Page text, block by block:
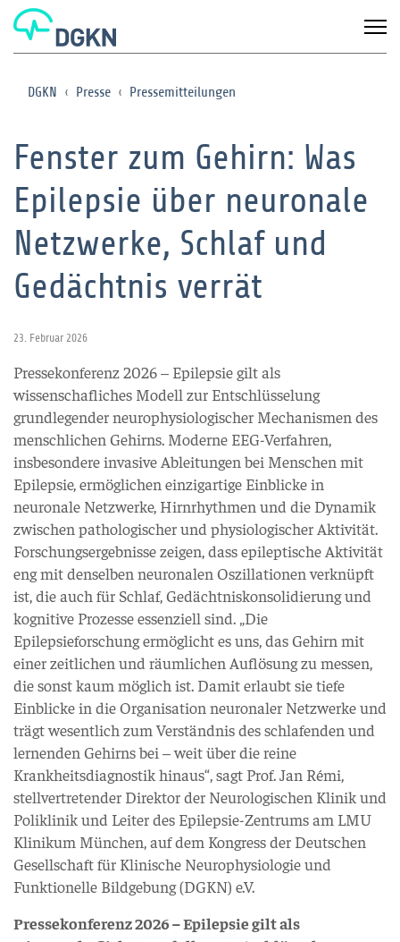
DGKN Presse Pressemitteilungen
Fenster zum Gehirn: Was
Epilepsie über neuronale
Netzwerke, Schlaf und
Gedächtnis verrät
23. Februar 2026
Pressekonferenz 2026 – Epilepsie gilt als
wissenschafliches Modell zur Entschlüsselung
grundlegender neurophysiologischer Mechanismen des
menschlichen Gehirns. Moderne EEG-Verfahren,
insbesondere invasive Ableitungen bei Menschen mit
Epilepsie, ermöglichen einzigartige Einblicke in
neuronale Netzwerke, Hirnrhythmen und die Dynamik
zwischen pathologischer und physiologischer Aktivität.
Forschungsergebnisse zeigen, dass epileptische Aktivität
eng mit denselben neuronalen Oszillationen verknüpft
ist, die auch für Schlaf, Gedächtniskonsolidierung und
kognitive Prozesse essenziell sind. „Die
Epilepsieforschung ermöglicht es uns, das Gehirn mit
einer zeitlichen und räumlichen Auflösung zu messen,
die sonst kaum möglich ist. Damit erlaubt sie tiefe
Einblicke in die Organisation neuronaler Netzwerke und
trägt wesentlich zum Verständnis des schlafenden und
lernenden Gehirns bei – weit über die reine
Krankheitsdiagnostik hinaus“, sagt Prof. Jan Rémi,
stellvertretender Direktor der Neurologischen Klinik und
Poliklinik und Leiter des Epilepsie-Zentrums am LMU
Klinikum München, auf dem Kongress der Deutschen
Gesellschaft für Klinische Neurophysiologie und
Funktionelle Bildgebung (DGKN) e.V.
Pressekonferenz 2026 – Epilepsie gilt als